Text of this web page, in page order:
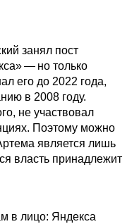
занял пост
— но только
его до 2022 года,
в 2008 году.
не участвовал
Поэтому можно
является лишь
власть принадлежит
в лицо: Яндекса